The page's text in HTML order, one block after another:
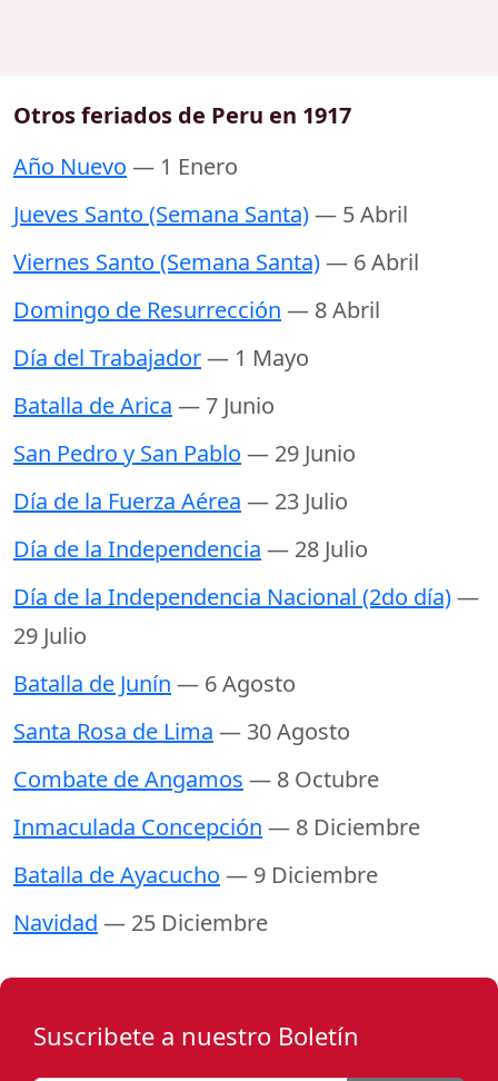
Otros feriados de Peru en 1917
Año Nuevo — 1 Enero
Jueves Santo (Semana Santa)— 5 Abril
Viernes Santo (Semana Santa)— 6 Abril
Domingo de Resurrección — 8 Abril
Día del Trabajador— 1 Mayo
Batalla de Arica — 7 Junio
San Pedro y San Pablo — 29 Junio
Día de la Fuerza Aérea — 23 Julio
Día de la Independencia — 28 Julio
Día de la Independencia Nacional (2do día)—
29 Julio
Batalla de Junín — 6 Agosto
Santa Rosa de Lima — 30 Agosto
Combate de Angamos — 8 Octubre
Inmaculada Concepción — 8 Diciembre
Batalla de Ayacucho — 9 Diciembre
Navidad — 25 Diciembre
Suscribete a nuestro Boletín